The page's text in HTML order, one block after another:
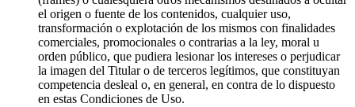
el origen o fuente de los contenidos, cualquier uso,
transformación o explotación de los mismos con finalidades
comerciales, promocionales o contrarias a la ley, moral u
orden público, que pudiera lesionar los intereses o perjudicar
la imagen del Titular o de terceros legítimos, que constituyan
competencia desleal o, en general, en contra de lo dispuesto
en estas Condiciones de Uso.